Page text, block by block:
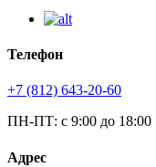
Телефон
+7 (812) 643-20-60
ПН-ПТ: с 9:00 до 18:00
Адрес